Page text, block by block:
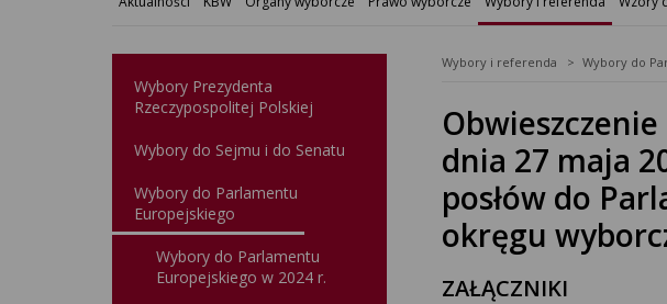
Wybory Prezydenta
Rzeczypospolitej Polskiej
Wybory do Sejmu i do Senatu
Wybory do Parlamentu
Europejskiego
Wybory do Parlamentu
Europejskiego w 2024 r.
Wybory i referenda
dnia 27 maja
posłów do
okręgu
ZAŁĄCZNIKI